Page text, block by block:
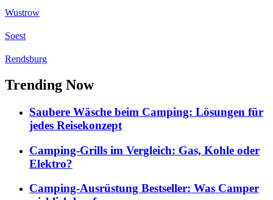
Wustrow
Soest
Rendsburg
Trending Now
Saubere Wäsche beim Camping: Lösungen für
jedes Reisekonzept
Camping-Grills im Vergleich: Gas, Kohle oder
Elektro?
Camping-Ausrüstung Bestseller: Was Camper